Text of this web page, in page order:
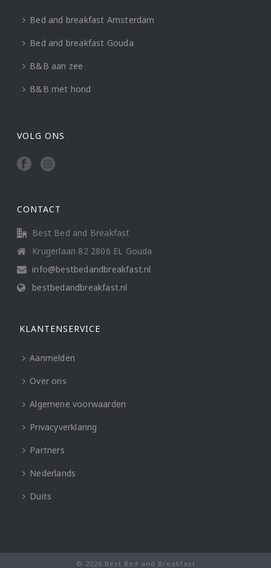
Bed and breakfast Amsterdam
Bed and breakfast Gouda
B&B aan zee
B&B met hond
VOLG ONS
CONTACT
Best Bed and Breakfast
Krugerlaan 82 2806 EL Gouda
info@bestbedandbreakfast.nl
bestbedandbreakfast.nl
KLANTENSERVICE
Aanmelden
Over ons
Algemene voorwaarden
Privacyverklaring
Partners
Nederlands
Duits
© 2026 Best Bed and Breakfast